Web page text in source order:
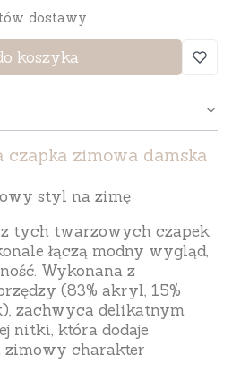
dostawy.
koszyka
czapka zimowa damska
styl na zimę
z tych twarzowych czapek
łączą modny wygląd,
. Wykonana z
(83% akryl, 15%
), zachwyca delikatnym
nitki, która dodaje
zimowy charakter